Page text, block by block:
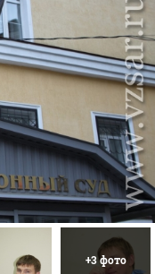
+3 фото